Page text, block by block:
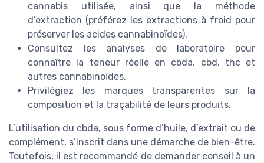
cannabis utilisée, ainsi que la méthode
d’extraction (préférez les extractions à froid pour
préserver les acides cannabinoïdes).
Consultez les analyses de laboratoire pour
connaître la teneur réelle en cbda, cbd, thc et
autres cannabinoïdes.
Privilégiez les marques transparentes sur la
composition et la traçabilité de leurs produits.
L’utilisation du cbda, sous forme d’huile, d’extrait ou de
complément, s’inscrit dans une démarche de bien-être.
Toutefois, il est recommandé de demander conseil à un